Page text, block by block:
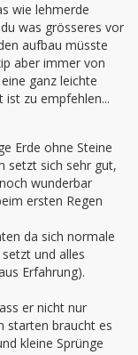
wie lehmerde
was grösseres vor
aufbau müsste
aber immer von
ganz leichte
zu empfehlen...
Erde ohne Steine
setzt sich sehr gut,
wunderbar
ersten Regen
da sich normale
und alles
Erfahrung).
er nicht nur
starten braucht es
kleine Sprünge